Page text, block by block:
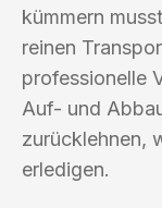
kümmern
reinen
professionelle
Auf- und
zurücklehnen,
erledigen.